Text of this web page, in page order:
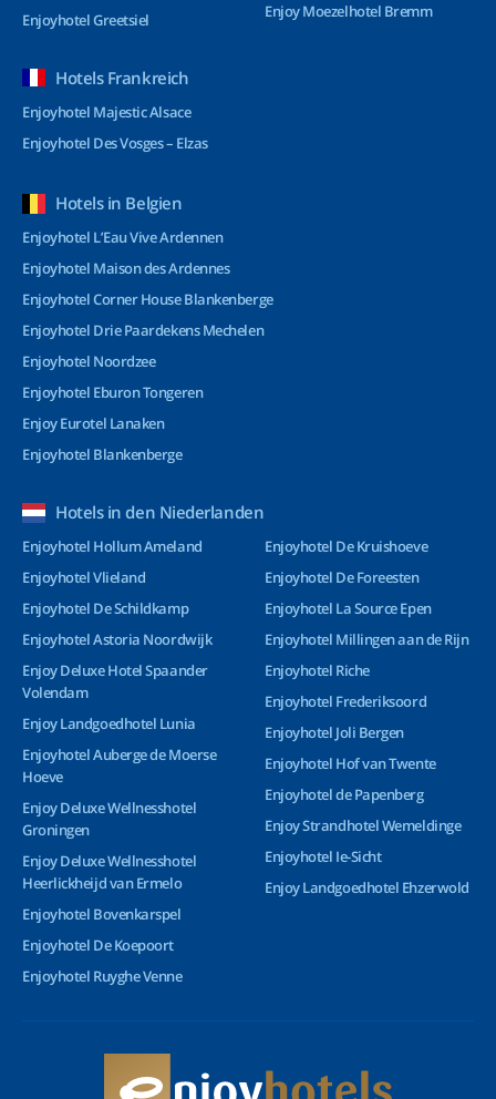
Enjoyhotel Greetsiel
Enjoy Moezelhotel Bremm
Hotels Frankreich
Enjoyhotel Majestic Alsace
Enjoyhotel Des Vosges – Elzas
Hotels in Belgien
Enjoyhotel L’Eau Vive Ardennen
Enjoyhotel Maison des Ardennes
Enjoyhotel Corner House Blankenberge
Enjoyhotel Drie Paardekens Mechelen
Enjoyhotel Noordzee
Enjoyhotel Eburon Tongeren
Enjoy Eurotel Lanaken
Enjoyhotel Blankenberge
Hotels in den Niederlanden
Enjoyhotel Hollum Ameland
Enjoyhotel Vlieland
Enjoyhotel De Schildkamp
Enjoyhotel Astoria Noordwijk
Enjoy Deluxe Hotel Spaander
Volendam
Enjoy Landgoedhotel Lunia
Enjoyhotel Auberge de Moerse
Hoeve
Enjoy Deluxe Wellnesshotel
Groningen
Enjoy Deluxe Wellnesshotel
Heerlickheijd van Ermelo
Enjoyhotel Bovenkarspel
Enjoyhotel De Koepoort
Enjoyhotel Ruyghe Venne
Enjoyhotel De Kruishoeve
Enjoyhotel De Foreesten
Enjoyhotel La Source Epen
Enjoyhotel Millingen aan de Rijn
Enjoyhotel Riche
Enjoyhotel Frederiksoord
Enjoyhotel Joli Bergen
Enjoyhotel Hof van Twente
Enjoyhotel de Papenberg
Enjoy Strandhotel Wemeldinge
Enjoyhotel Ie-Sicht
Enjoy Landgoedhotel Ehzerwold